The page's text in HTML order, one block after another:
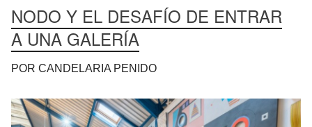
NODO Y EL DESAFÍO DE ENTRAR
A UNA GALERÍA
POR CANDELARIA PENIDO